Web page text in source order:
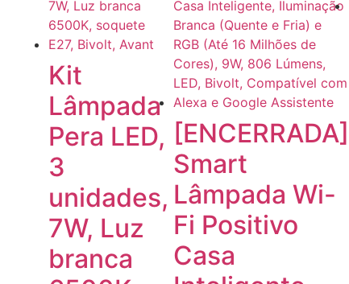
Kit
Lâmpada
Pera LED,
3
unidades,
7W, Luz
branca
[ENCERRADA]
Smart
Lâmpada Wi-
Fi Positivo
Casa